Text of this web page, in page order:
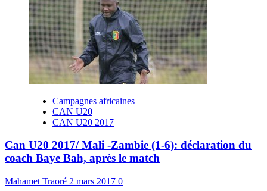
Campagnes africaines
CAN U20
CAN U20 2017
Can U20 2017/ Mali -Zambie (1-6): déclaration du
coach Baye Bah, après le match
Mahamet Traoré 2 mars 2017 0